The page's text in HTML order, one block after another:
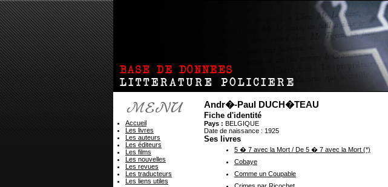
Andr�-Paul DUCH�TEAU
Fiche d'identité
Pays : BELGIQUE
Date de naissance : 1925
Ses livres
5 � 7 avec la Mort / De 5 � 7 avec la Mort (*)
Cobaye
Comme un Coupable
Accueil
Les livres
Les auteurs
Les éditeurs
Les films
Les nouvelles
Les revues
Les traducteurs
Les liens utiles